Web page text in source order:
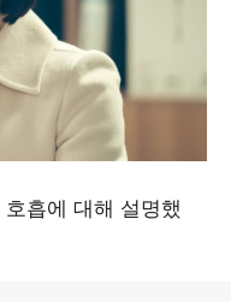
흡에 대해 설명했